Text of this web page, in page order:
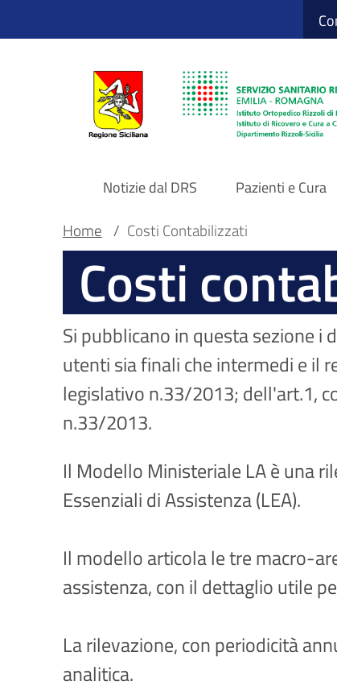
al
Sito Web
Navigazione
principale
DRS
Notizie dal DRS Pazienti e Cura
Main container
Briciole
pane
Home / Costi Contabilizzati
Costi
Si pubblicano in questa sezione
utenti sia finali che intermedi e il
legislativo n.33/2013; dell'art.1,
n.33/2013.
Il Modello Ministeriale LA è una
Essenziali di Assistenza (LEA).
Il modello articola le tre macro-
assistenza, con il dettaglio utile
La rilevazione, con periodicità
analitica.